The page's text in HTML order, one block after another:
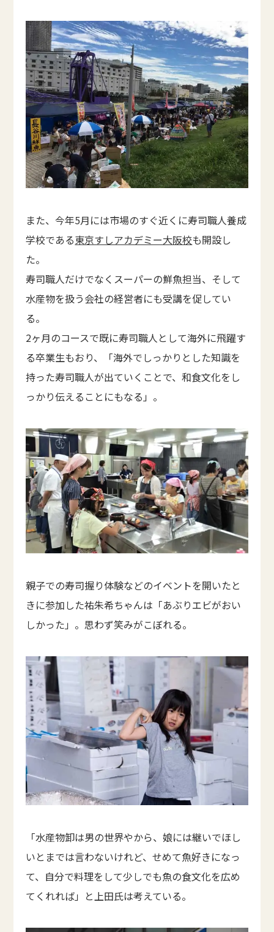
また、今年5月には市場のすぐ近くに寿司職人養成
学校である東京すしアカデミー大阪校も開設し
た。
寿司職人だけでなくスーパーの鮮魚担当、そして
水産物を扱う会社の経営者にも受講を促してい
る。
2ヶ月のコースで既に寿司職人として海外に飛躍す
る卒業生もおり、「海外でしっかりとした知識を
持った寿司職人が出ていくことで、和食文化をし
っかり伝えることにもなる」。
親子での寿司握り体験などのイベントを開いたと
きに参加した祐朱希ちゃんは「あぶりエビがおい
しかった」。思わず笑みがこぼれる。
「水産物卸は男の世界やから、娘には継いでほし
いとまでは言わないけれど、せめて魚好きになっ
て、自分で料理をして少しでも魚の食文化を広め
てくれれば」と上田氏は考えている。